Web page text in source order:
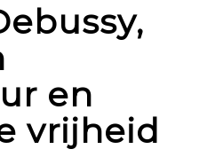
en
vrijheid